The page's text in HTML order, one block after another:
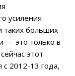
усиления
таких больших
— это только в
этот
2012-13 года,